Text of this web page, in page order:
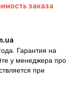
заказа
Гарантия на
у менеджера про
при